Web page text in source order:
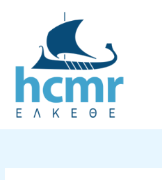
περιεχόμενο